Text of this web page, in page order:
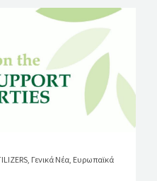
Γενικά Νέα Ευρωπαϊκά